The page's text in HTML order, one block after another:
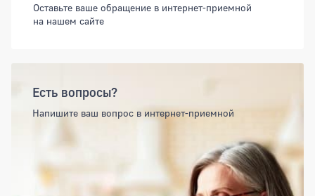
Оставьте ваше обращение в интернет-приемной
на нашем сайте
Есть вопросы?
Напишите ваш вопрос в интернет-приемной